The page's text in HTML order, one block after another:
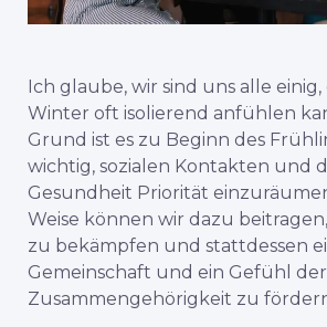
Ich glaube, wir sind uns alle einig,
Winter oft isolierend anfühlen
Grund ist es zu Beginn des
wichtig, sozialen Kontakten und
Gesundheit Priorität
Weise können wir dazu
zu bekämpfen und stattdessen
Gemeinschaft und ein Gefühl der
Zusammengehörigkeit zu